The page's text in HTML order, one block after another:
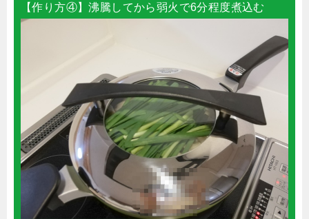
【作り方④】沸騰してから弱火で6分程度煮込む